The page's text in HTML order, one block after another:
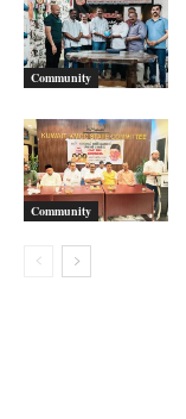
Community
Community